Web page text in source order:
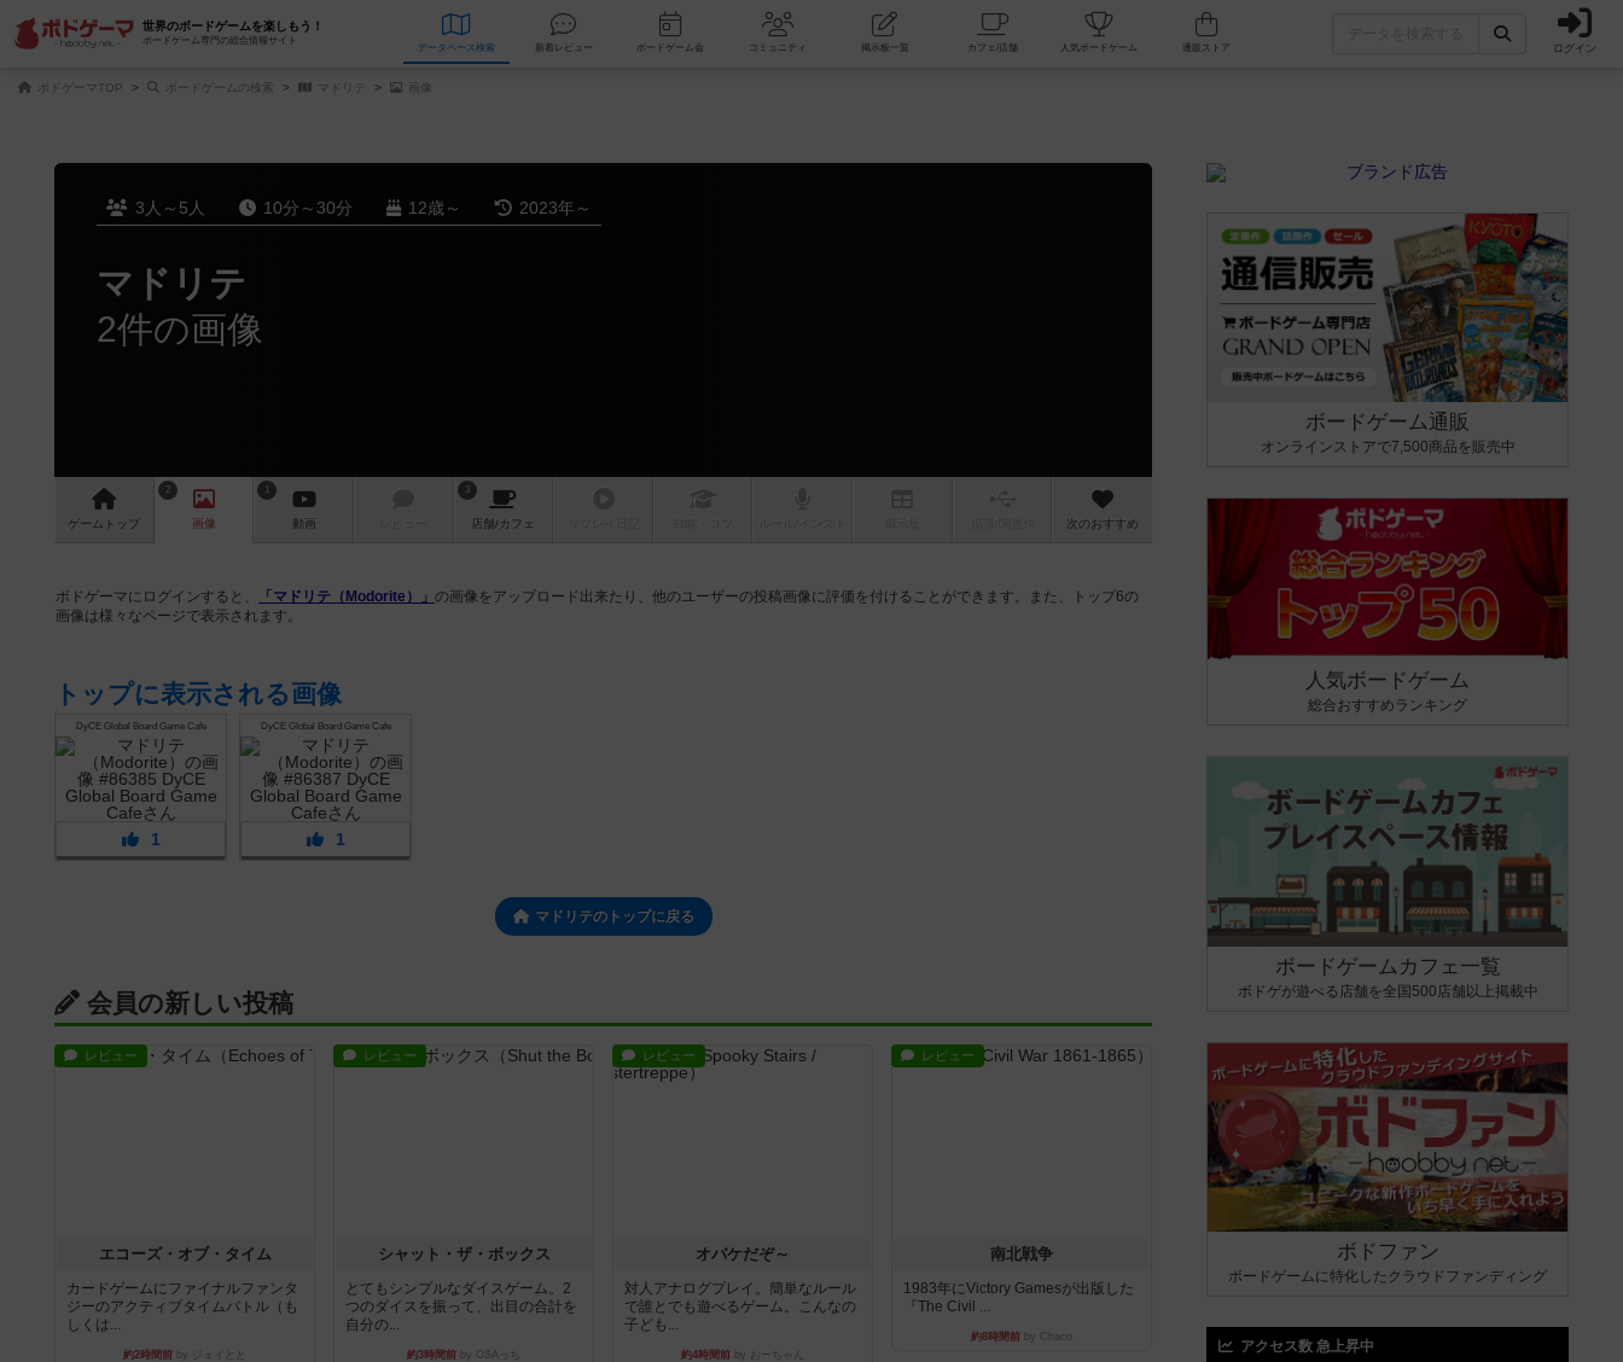
世界のボードゲームを楽しもう！
ボードゲーム専門の総合情報サイト
データベース 検索 新着レビュー ボードゲーム会 コミュニティ 掲示板一覧 カフェ/店舗 人気ボードゲーム ログイン
ボドゲーマTOP ボードゲームの検索 マドリテ 画像
3人～5人 10分～30分 12歳～ 2023年～
マドリテ
2件の画像
ゲーム トップ
2
画像
1
動画
3
店舗/カフェ 次のおすすめ
ボドゲーマにログインすると、 「マドリテ（Modorite）」 の画像をアップロード出来たり、他のユーザーの投稿画像に評価を付けることができます。また、トップ6の
画像は様々なページで表示されます。
トップに表示される画像
DyCE Global Board Game Cafe
1
DyCE Global Board Game Cafe
1
マドリテのトップに戻る
会員の新しい投稿
レビュー
エコーズ・オブ・タイム
カードゲームにファイナルファンタ
ジーのアクティブタイムバトル（も
しくは...
約2時間前 by ジェイとと
レビュー
シャット・ザ・ボックス
とてもシンプルなダイスゲーム。2
つのダイスを振って、出目の合計を
自分の...
約3時間前 by OSAっち
レビュー
オバケだぞ～
対人アナログプレイ。簡単なルール
で誰とでも遊べるゲーム。こんなの
子ども...
約4時間前 by おーちゃん
レビュー
南北戦争
1983年にVictory Gamesが出版した
『The Civil ...
約8時間前 by Chaco
ボードゲーム通販
オンラインストアで7,500商品を販売中
人気ボードゲーム
総合おすすめランキング
ボードゲームカフェ一覧
ボドゲが遊べる店舗を全国500店舗以上掲載中
ボドファン
ボードゲームに特化したクラウドファンディング
アクセス数 急上昇中